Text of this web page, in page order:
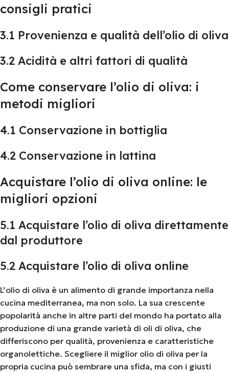
consigli pratici
3.1 Provenienza e qualità dell’olio di oliva
3.2 Acidità e altri fattori di qualità
Come conservare l’olio di oliva: i
metodi migliori
4.1 Conservazione in bottiglia
4.2 Conservazione in lattina
Acquistare l’olio di oliva online: le
migliori opzioni
5.1 Acquistare l’olio di oliva direttamente
dal produttore
5.2 Acquistare l’olio di oliva online
L’olio di oliva è un alimento di grande importanza nella
cucina mediterranea, ma non solo. La sua crescente
popolarità anche in altre parti del mondo ha portato alla
produzione di una grande varietà di oli di oliva, che
differiscono per qualità, provenienza e caratteristiche
organolettiche. Scegliere il miglior olio di oliva per la
propria cucina può sembrare una sfida, ma con i giusti